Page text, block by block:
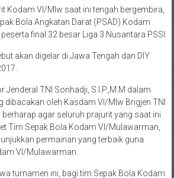
Kodam VI/Mlw saat ini tengah bergembira,
Bola Angkatan Darat (PSAD) Kodam
final 32 besar Liga 3 Nusantara PSSI.
akan digelar di Jawa Tengah dan DIY
TNI Sonhadji, S.I.P.,M.M dalam
dibacakan oleh Kasdam VI/Mlw Brigjen TNI
agar seluruh prajurit yang saat ini
Tim Sepak Bola Kodam VI/Mulawarman,
permainan yang terbaik guna
VI/Mulawarman.
turnamen ini, bagi tim Sepak Bola Kodam